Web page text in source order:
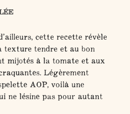
cette recette révèle
texture tendre et au bon
mijotés à la tomate et aux
Légèrement
AOP, voilà une
ne lésine pas pour autant